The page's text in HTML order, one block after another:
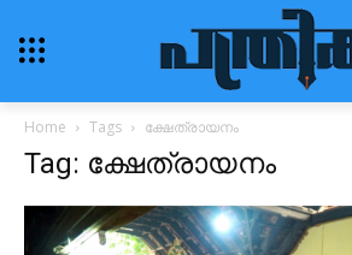
Home Tags ക്ഷേത്രായനം
Tag: ക്ഷേത്രായനം